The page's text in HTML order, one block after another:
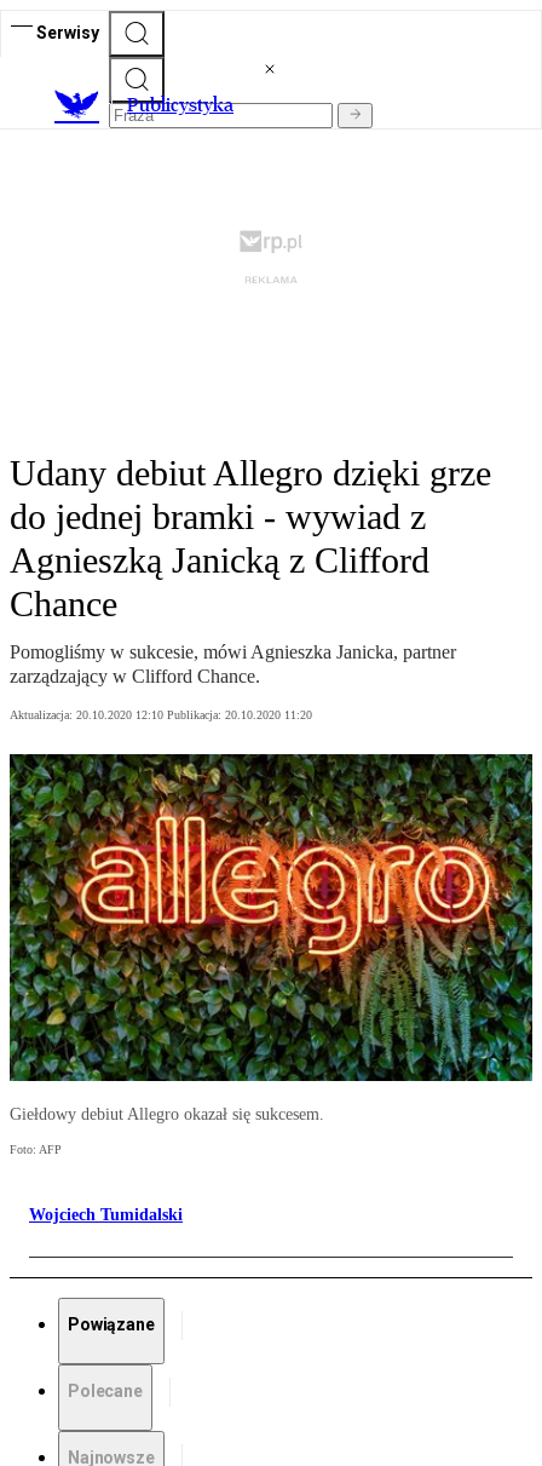
Serwisy
Publicystyka
Udany debiut Allegro dzięki grze
do jednej bramki - wywiad z
Agnieszką Janicką z Clifford
Chance
Pomogliśmy w sukcesie, mówi Agnieszka Janicka, partner
zarządzający w Clifford Chance.
Aktualizacja: 20.10.2020 12:10 Publikacja: 20.10.2020 11:20
Giełdowy debiut Allegro okazał się sukcesem.
Foto: AFP
Wojciech Tumidalski
Powiązane
Polecane
Najnowsze